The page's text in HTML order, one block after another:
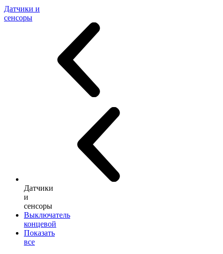
Датчики и
сенсоры
Датчики
и
сенсоры
Выключатель
концевой
Показать
все